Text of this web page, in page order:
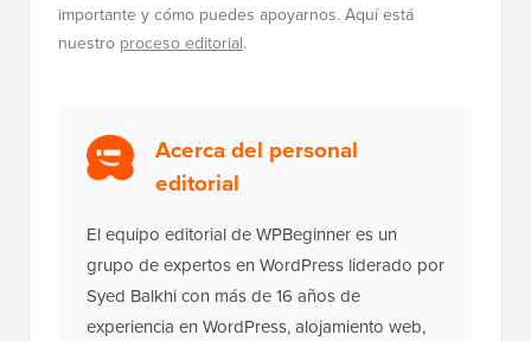
importante y cómo puedes apoyarnos. Aquí está
nuestro proceso editorial.
Acerca del personal
editorial
El equipo editorial de WPBeginner es un
grupo de expertos en WordPress liderado por
Syed Balkhi con más de 16 años de
experiencia en WordPress, alojamiento web,